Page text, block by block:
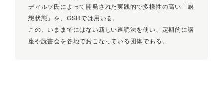
・2冊の本の内容をひも付ける「リンク式GSR」
・GSRを最強の会議ツールとして活用する
ディルツ氏によって開発された実践的で多様性の高い「瞑
想状態」を、GSRでは用いる。
この、いままでにはない新しい速読法を使い、定期的に講
座や読書会を各地でおこなっている団体である。